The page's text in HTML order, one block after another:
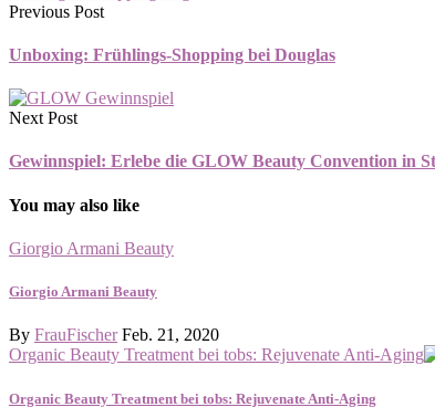
Previous Post
Unboxing: Frühlings-Shopping bei Douglas
Next Post
Gewinnspiel: Erlebe die GLOW Beauty Convention in
You may also like
Giorgio Armani Beauty
Giorgio Armani Beauty
By FrauFischer Feb. 21, 2020
Organic Beauty Treatment bei tobs: Rejuvenate Anti-Aging
Organic Beauty Treatment bei tobs: Rejuvenate Anti-Aging